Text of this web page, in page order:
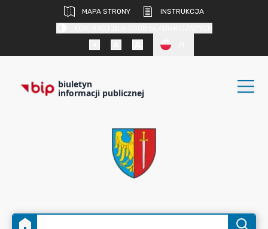
MAPA STRONY
INSTRUKCJA
biuletyn
informacji publicznej